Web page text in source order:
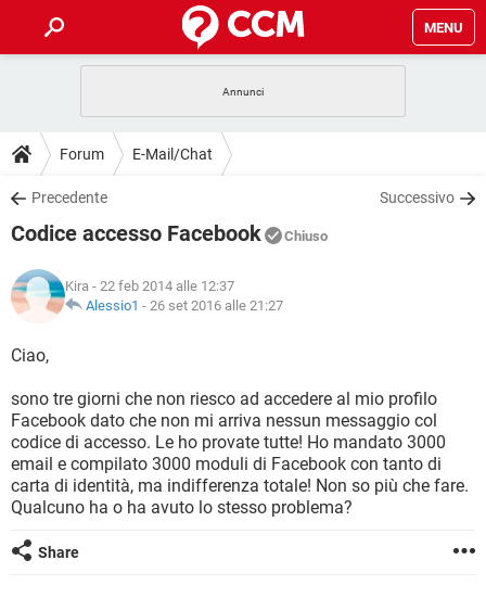
MENU
INTRATTENIMENTO
iOS
INSTAGRAM WHATSAPP
TIKTOK
HARDWARE
GUIDE
COVID-19
INSTAGRAM
HARDWARE
DOWNLOAD
COVID-19 GAMING
INTRATTENIMENTO
iOS WINDOWS 10
INSTAGRAM
HARDWARE
COVID-19
iOS
INSTAGRAM WHATSAPP
TIKTOK FACEBOOK
HARDWARE
GLOSSARIO
COVID-19
iOS WINDOWS 10
INSTAGRAM WHATSAPP
TIKTOK FACEBOOK
Forum E-Mail/Chat
Precedente Successivo
Codice accesso Facebook Chiuso
Kira - 22 feb 2014 alle 12:37
Alessio1 - 26 set 2016 alle 21:27
Ciao,
sono tre giorni che non riesco ad accedere al mio profilo
Facebook dato che non mi arriva nessun messaggio col
codice di accesso. Le ho provate tutte! Ho mandato 3000
email e compilato 3000 moduli di Facebook con tanto di
carta di identità, ma indifferenza totale! Non so più che fare.
Qualcuno ha o ha avuto lo stesso problema?
Share